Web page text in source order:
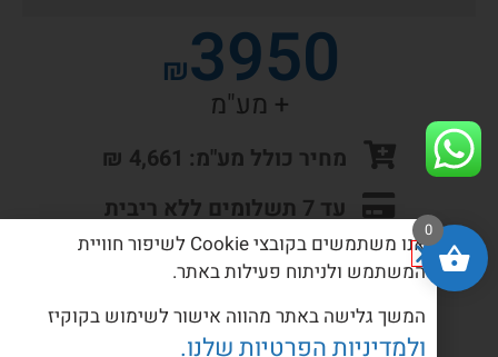
₪3950
+ מע"מ
מחיר כולל מע"מ: 4,661 ₪
עד 7 תשלומים ללא ריבית
0
אנו משתמשים בקובצי Cookie לשיפור חוויית
המשתמש ולניתוח פעילות באתר.
המשך גלישה באתר מהווה אישור לשימוש בקוקיז
ולמדיניות הפרטיות שלנו.